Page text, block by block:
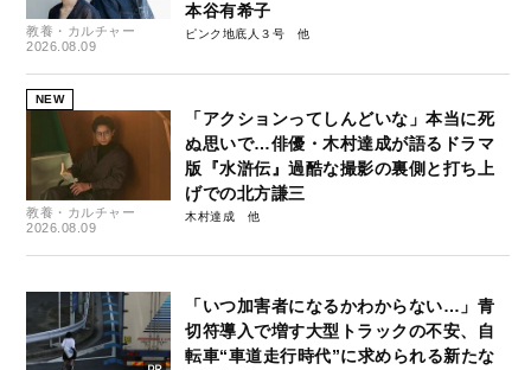
教養・カルチャー
2026.08.09
本谷有希子
ピンク地底人３号
NEW
教養・カルチャー
2026.08.09
「アクションってしんどいな」本当に死
ぬ思いで…俳優・木村達成が語るドラマ
版『水滸伝』過酷な撮影の裏側と打ち上
げでの北方謙三
木村達成
「いつ加害者になるかわからない…」青
切符導入で増す大型トラックの不安、自
転車“車道走行時代”に求められる新たな